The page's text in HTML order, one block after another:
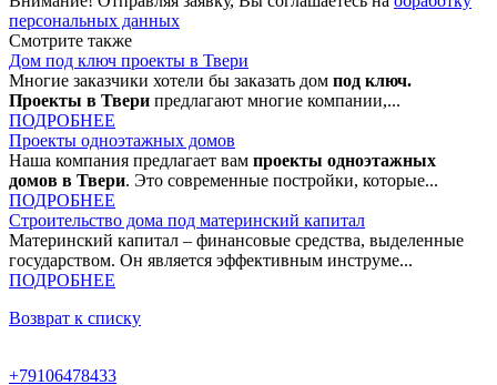
персональных данных
Смотрите также
Дом под ключ проекты в Твери
Многие заказчики хотели бы заказать дом под ключ.
Проекты в Твери предлагают многие компании,...
ПОДРОБНЕЕ
Проекты одноэтажных домов
Наша компания предлагает вам проекты одноэтажных
домов в Твери. Это современные постройки, которые...
ПОДРОБНЕЕ
Строительство дома под материнский капитал
Материнский капитал – финансовые средства, выделенные
государством. Он является эффективным инструме...
ПОДРОБНЕЕ
Возврат к списку
+79106478433